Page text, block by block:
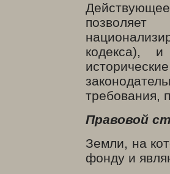
кодекса),
требования,
Правовой
Земли, на
фонду и